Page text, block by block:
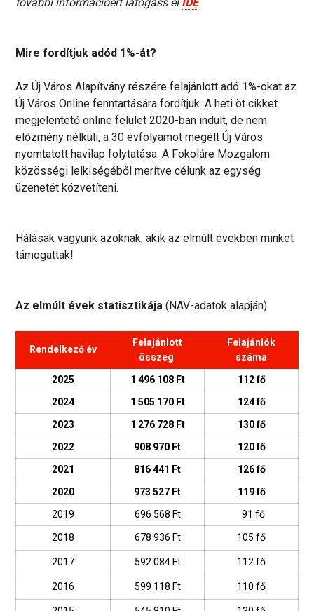
Mire fordítjuk adód 1%-át?
Az Új Város Alapítvány részére felajánlott adó 1%-okat az
Új Város Online fenntartására fordítjuk. A heti öt cikket
megjelentető online felület 2020-ban indult, de nem
előzmény nélküli, a 30 évfolyamot megélt Új Város
nyomtatott havilap folytatása. A Fokoláre Mozgalom
közösségi lelkiségéből merítve célunk az egység
üzenetét közvetíteni.
Hálásak vagyunk azoknak, akik az elmúlt években minket
támogattak!
Az elmúlt évek statisztikája (NAV-adatok alapján)
Rendelkező év
Felajánlott
összeg
Felajánlók
száma
2025
1 496 108 Ft
112 fő
2024
1 505 170 Ft
124 fő
2023
1 276 728 Ft
130 fő
2022
908 970 Ft
120 fő
2021
816 441 Ft
126 fő
2020
973 527 Ft
119 fő
2019
696 568 Ft 91 fő
2018 678 936 Ft 105 fő
2017 592 084 Ft 112 fő
2016 599 118 Ft 110 fő